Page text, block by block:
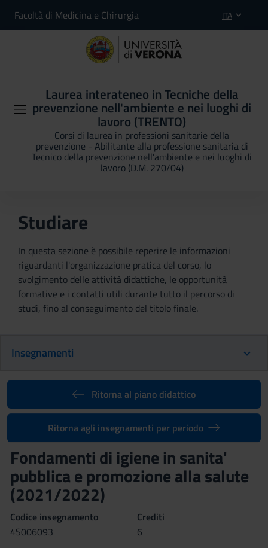
Facoltà di Medicina e Chirurgia ITA
Laurea interateneo in Tecniche della
prevenzione nell'ambiente e nei luoghi di
lavoro (TRENTO)
Corsi di laurea in professioni sanitarie della
prevenzione - Abilitante alla professione sanitaria di
Tecnico della prevenzione nell'ambiente e nei luoghi di
lavoro (D.M. 270/04)
Studiare
In questa sezione è possibile reperire le informazioni
riguardanti l'organizzazione pratica del corso, lo
svolgimento delle attività didattiche, le opportunità
formative e i contatti utili durante tutto il percorso di
studi, fino al conseguimento del titolo finale.
Insegnamenti
Ritorna al piano didattico
Ritorna agli insegnamenti per periodo
Fondamenti di igiene in sanita'
pubblica e promozione alla salute
(2021/2022)
Codice insegnamento
4S006093
Crediti
6